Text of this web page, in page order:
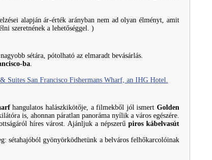
alapján ár-érték arányban nem ad olyan élményt, amit
szeretnének a lehetőséggel. )
sétára, pótolható az elmaradt bevásárlás.
ba.
Suites San Francisco Fishermans Wharf, an IHG Hotel.
hangulatos halászkikötője, a filmekből jól ismertGolden
is, ahonnan páratlan panoráma nyílik a város egészére.
híres várost. Ajánljuk a népszerű piros kábelvasút
sétahajóból gyönyörködhetünk a belváros felhőkarcolóinak